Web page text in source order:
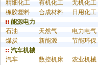
精细化工
有机化工
无机化工
橡胶塑料
合成材料
日用化工
能源电力
石油
天然气
电力电气
煤炭
新能源
节能环保
汽车机械
汽车
数控机床
农业机械